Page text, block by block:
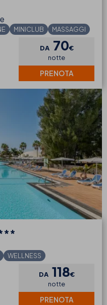
MINICLUB MASSAGGI
DA 70€
notte
PRENOTA
WELLNESS
DA 118€
notte
PRENOTA